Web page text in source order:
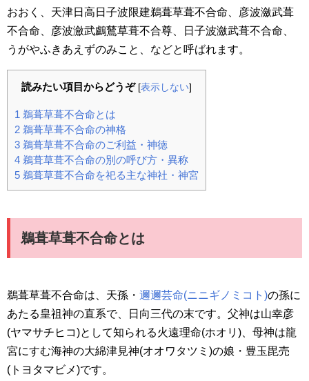
おおく、天津日高日子波限建鵜葺草葺不合命、彦波瀲武葺
不合命、彦波瀲武鸕鶿草葺不合尊、日子波瀲武葺不合命、
うがやふきあえずのみこと、などと呼ばれます。
読みたい項目からどうぞ [表示しない]
1 鵜葺草葺不合命とは
2 鵜葺草葺不合命の神格
3 鵜葺草葺不合命のご利益・神徳
4 鵜葺草葺不合命の別の呼び方・異称
5 鵜葺草葺不合命を祀る主な神社・神宮
鵜葺草葺不合命とは
鵜葺草葺不合命は、天孫・ 邇邇芸命(ニニギノミコト)の孫に
あたる皇祖神の直系で、日向三代の末です。父神は山幸彦
(ヤマサチヒコ)として知られる火遠理命(ホオリ)、母神は龍
宮にすむ海神の大綿津見神(オオワタツミ)の娘・豊玉毘売
(トヨタマビメ)です。